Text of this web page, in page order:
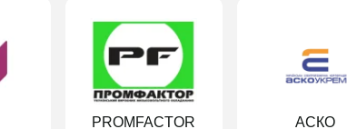
PROMFACTOR АСКО